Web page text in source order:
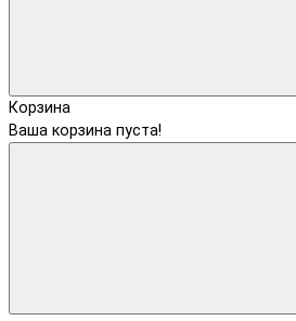
Корзина
Ваша корзина пуста!